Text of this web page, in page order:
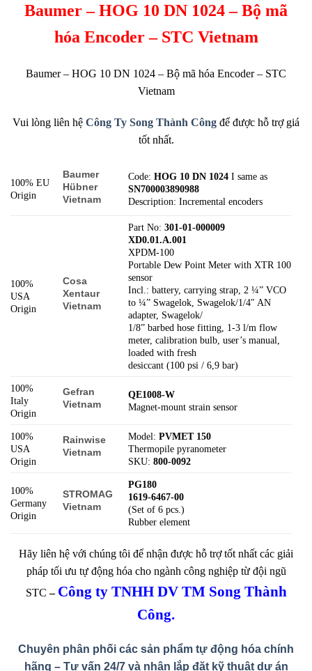
Baumer – HOG 10 DN 1024 – Bộ mã
hóa Encoder – STC Vietnam
Baumer – HOG 10 DN 1024 – Bộ mã hóa Encoder – STC
Vietnam
Vui lòng liên hệ Công Ty Song Thành Công để được hỗ trợ giá
tốt nhất.
100% EU
Origin
Baumer
Hübner
Vietnam
Code:HOG 10 DN 1024 I same as
SN700003890988
Description: Incremental encoders
100%
USA
Origin
Cosa
Xentaur
Vietnam
Part No:301-01-000009
XD0.01.A.001
XPDM-100
Portable Dew Point Meter with XTR 100
sensor
Incl.: battery, carrying strap, 2 ¼” VCO
to ¼” Swagelok, Swagelok/1/4″ AN
adapter, Swagelok/
1/8” barbed hose fitting, 1-3 l/m flow
meter, calibration bulb, user’s manual,
loaded with fresh
desiccant (100 psi / 6,9 bar)
100%
Italy
Origin
Gefran
Vietnam
QE1008-W
Magnet-mount strain sensor
100%
USA
Origin
Rainwise
Vietnam
Model: PVMET 150
Thermopile pyranometer
SKU:800-0092
100%
Germany
Origin
STROMAG
Vietnam
PG180
1619-6467-00
(Set of 6 pcs.)
Rubber element
Hãy liên hệ với chúng tôi để nhận được hỗ trợ tốt nhất các giải
pháp tối ưu tự động hóa cho ngành công nghiệp từ đội ngũ
STC– Công ty TNHH DV TM Song Thành
Công.
Chuyên phân phối các sản phẩm tự động hóa chính
hãng – Tư vấn 24/7 và nhận lắp đặt kỹ thuật dự án